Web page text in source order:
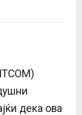
дека ова